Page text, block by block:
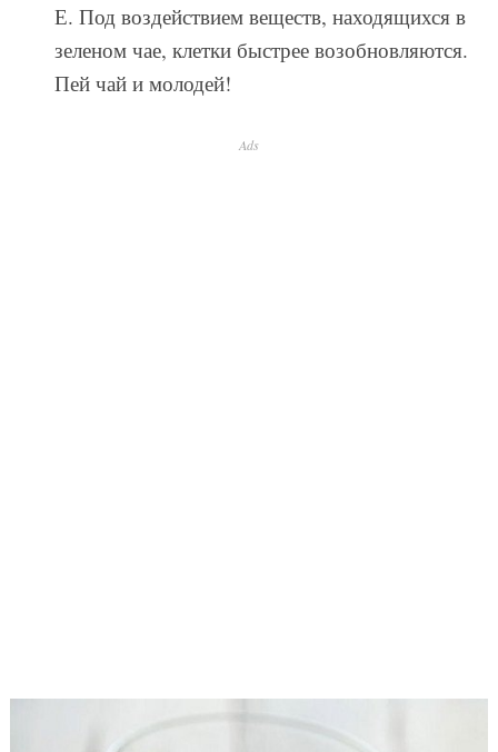
Е. Под воздействием веществ, находящихся в
зеленом чае, клетки быстрее возобновляются.
Пей чай и молодей!
Ads